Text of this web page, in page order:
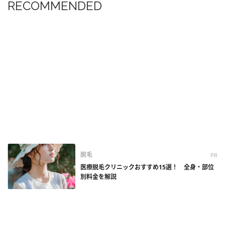
RECOMMENDED
脱毛 PR
医療脱毛クリニックおすすめ15選！ 全身・部位
別料金を解説